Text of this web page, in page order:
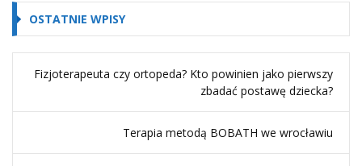
OSTATNIE WPISY
Fizjoterapeuta czy ortopeda? Kto powinien jako pierwszy
zbadać postawę dziecka?
Terapia metodą BOBATH we wrocławiu